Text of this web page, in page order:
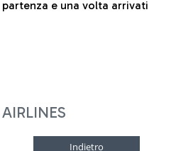
e una volta arrivati